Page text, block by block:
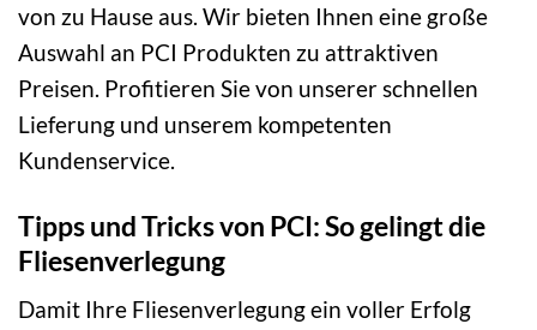
von zu Hause aus. Wir bieten Ihnen eine große
Auswahl an PCI Produkten zu attraktiven
Preisen. Profitieren Sie von unserer schnellen
Lieferung und unserem kompetenten
Kundenservice.
Tipps und Tricks von PCI: So gelingt die
Fliesenverlegung
Damit Ihre Fliesenverlegung ein voller Erfolg